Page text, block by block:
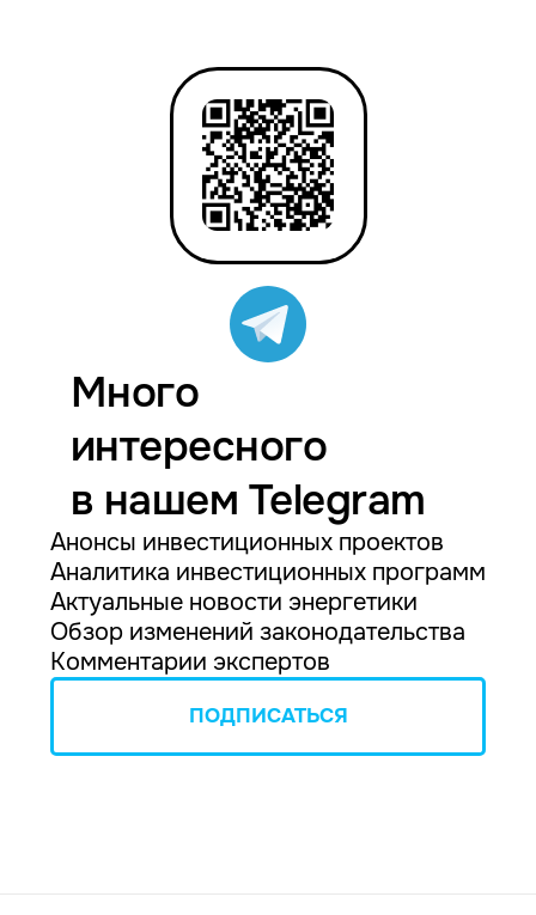
Много
интересного
в нашем Telegram
Анонсы инвестиционных проектов
Аналитика инвестиционных программ
Актуальные новости энергетики
Обзор изменений законодательства
Комментарии экспертов
ПОДПИСАТЬСЯ